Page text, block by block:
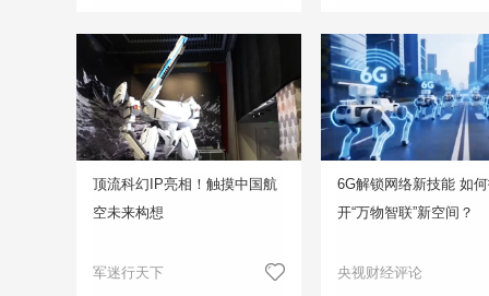
顶流科幻IP亮相！触摸中国航
空未来构想
军迷行天下
6G解锁网络新技能 如
开“万物智联”新空间？
央视财经评论